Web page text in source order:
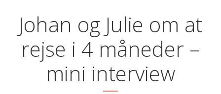
Johan og Julie om at
rejse i 4 måneder –
mini interview